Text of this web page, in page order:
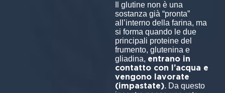
Il glutine non è una
sostanza già “pronta”
all’interno della farina, ma
si forma quando le due
principali proteine del
frumento, glutenina e
gliadina, entrano in
contatto con l’acqua e
vengono lavorate
(impastate). Da questo